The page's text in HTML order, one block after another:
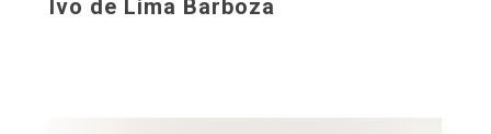
Ivo de Lima Barboza